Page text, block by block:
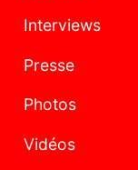
Interviews
Presse
Photos
Vidéos